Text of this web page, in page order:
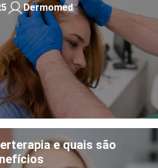
Dermomed
e quais são